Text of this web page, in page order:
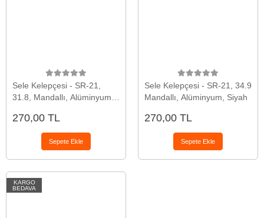
Sele Kelepçesi - SR-21,
31.8, Mandallı, Alüminyum,
270,00 TL
Sepete Ekle
Sele Kelepçesi - SR-21, 34.9
Mandallı, Alüminyum, Siyah
270,00 TL
Sepete Ekle
KARGO
BEDAVA